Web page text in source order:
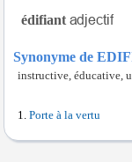
édifiant
Synonyme de
instructive, éducative,
Porte à la vertu